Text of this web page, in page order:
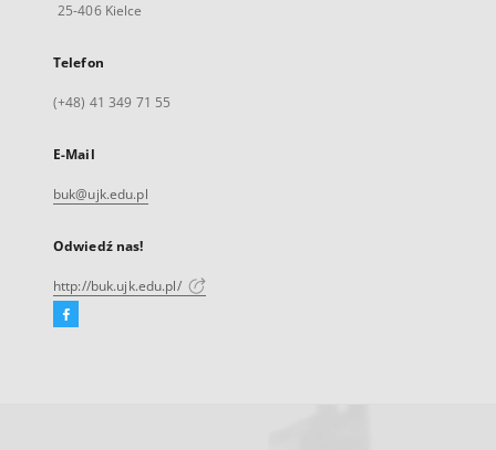
25-406 Kielce
Telefon
(+48) 41 349 71 55
E-Mail
buk@ujk.edu.pl
Odwiedź nas!
http://buk.ujk.edu.pl/
Facebook